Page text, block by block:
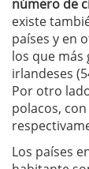
número de
existe
países y en
los que más
irlandeses
Por otro
polacos, con
Los países